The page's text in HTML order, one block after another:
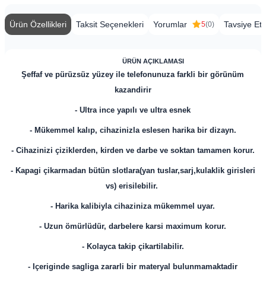
Ürün Özellikleri Taksit Seçenekleri Yorumlar 5(0) Tavsiye Et
ÜRÜN AÇIKLAMASI
Şeffaf ve pürüzsüz yüzey ile telefonunuza farkli bir görünüm
kazandirir
- Ultra ince yapılı ve ultra esnek
- Mükemmel kalıp, cihazinizla eslesen harika bir dizayn.
- Cihazinizi çiziklerden, kirden ve darbe ve soktan tamamen korur.
- Kapagi çikarmadan bütün slotlara(yan tuslar,sarj,kulaklik girisleri
vs) erisilebilir.
- Harika kalibiyla cihaziniza mükemmel uyar.
- Uzun ömürlüdür, darbelere karsi maximum korur.
- Kolayca takip çikartilabilir.
- Içeriginde sagliga zararli bir materyal bulunmamaktadir